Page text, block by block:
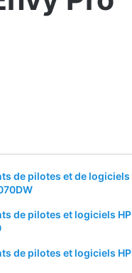
de pilotes et de logiciels
de pilotes et logiciels HP
de pilotes et logiciels HP